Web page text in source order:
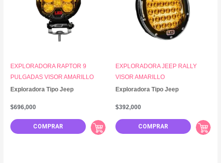
Exploradora Tipo Jeep
EXPLORADORA RAPTOR 9
PULGADAS VISOR AMARILLO
COMPRAR
$696,000
Exploradora Tipo Jeep
EXPLORADORA JEEP RALLY
VISOR AMARILLO
COMPRAR
$392,000